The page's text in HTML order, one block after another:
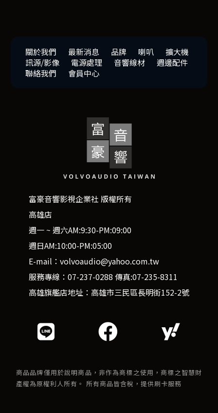
關於我們 最新消息 品牌 喇叭
擴大機
訊源/影像
電源處理 音響線材
週邊配件
聯絡我們
會員中心
富豪音響影視企業社 版權所有
高雄店
週一 ~ 週六AM:9:30-PM:09:00
週日AM:10:00-PM:05:00
E-mail：volvoaudio@yahoo.com.tw
服務專線：07-237-0288 傳真:07-235-8311
高雄旗艦店地址：高雄市三民區長明街152-2號
商品品牌僅用於說明商品，非作為商標之使用，商標之智慧財
產權為原權利人所有。 所有商品皆含稅，提供刷卡服務